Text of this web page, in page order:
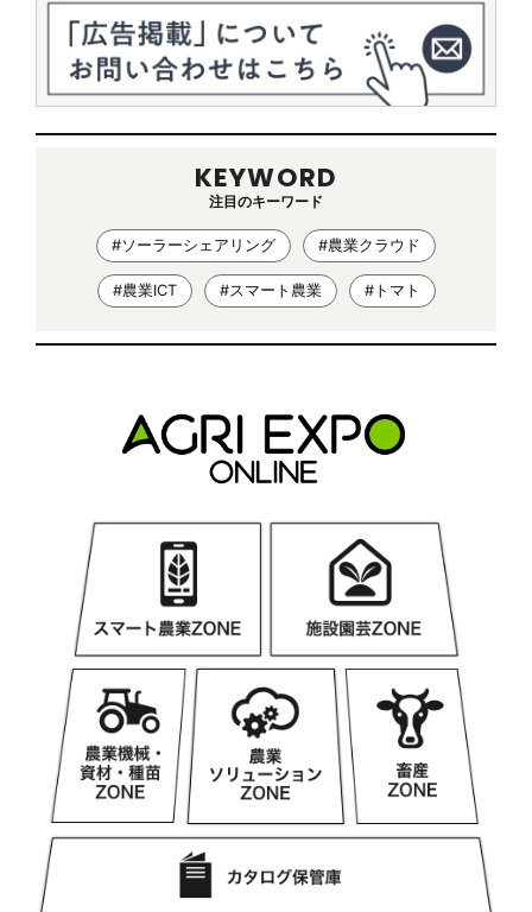
KEYWORD
注目のキーワード
#ソーラーシェアリング #農業クラウド
#農業ICT #スマート農業 #トマト